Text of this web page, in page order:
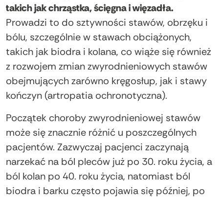
takich jak chrząstka, ścięgna i więzadła.
Prowadzi to do sztywności stawów, obrzęku i
bólu, szczególnie w stawach obciążonych,
takich jak biodra i kolana, co wiąże się również
z rozwojem zmian zwyrodnieniowych stawów
obejmujących zarówno kręgosłup, jak i stawy
kończyn (artropatia ochronotyczna).
Początek choroby zwyrodnieniowej stawów
może się znacznie różnić u poszczególnych
pacjentów. Zazwyczaj pacjenci zaczynają
narzekać na ból pleców już po 30. roku życia, a
ból kolan po 40. roku życia, natomiast ból
biodra i barku często pojawia się później, po